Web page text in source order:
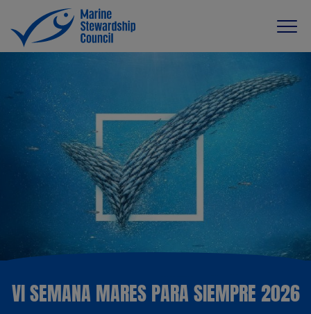
VI SEMANA MARES PARA SIEMPRE 2026